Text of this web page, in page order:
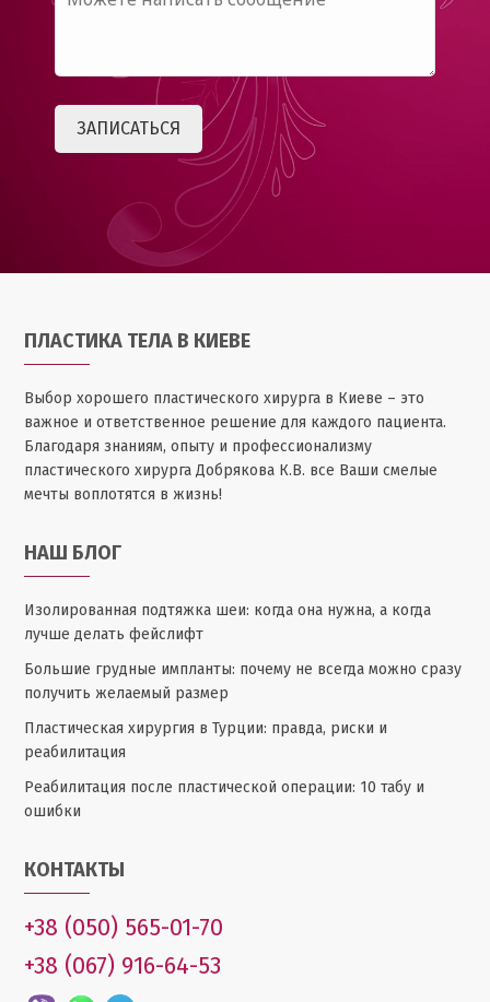
ПЛАСТИКА ТЕЛА В КИЕВЕ
Выбор хорошего пластического хирурга в Киеве – это
важное и ответственное решение для каждого пациента.
Благодаря знаниям, опыту и профессионализму
пластического хирурга Добрякова К.В. все Ваши смелые
мечты воплотятся в жизнь!
НАШ БЛОГ
Изолированная подтяжка шеи: когда она нужна, а когда
лучше делать фейслифт
Большие грудные импланты: почему не всегда можно сразу
получить желаемый размер
Пластическая хирургия в Турции: правда, риски и
реабилитация
Реабилитация после пластической операции: 10 табу и
ошибки
КОНТАКТЫ
+38 (050) 565-01-70
+38 (067) 916-64-53